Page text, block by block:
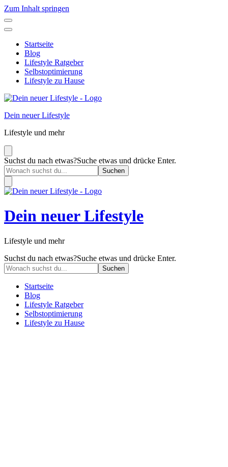
Zum Inhalt springen
Startseite
Blog
Lifestyle Ratgeber
Selbstoptimierung
Lifestyle zu Hause
Dein neuer Lifestyle
Lifestyle und mehr
Suchst du nach etwas?Suche etwas und drücke Enter.
Dein neuer Lifestyle
Lifestyle und mehr
Suchst du nach etwas?Suche etwas und drücke Enter.
Startseite
Blog
Lifestyle Ratgeber
Selbstoptimierung
Lifestyle zu Hause